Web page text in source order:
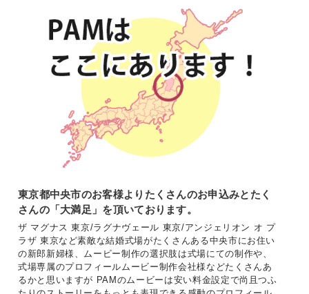
東京都中央市のお客様よりたくさんのお申込みとたく
さんの「大満足」を頂いております。
ザ マグナス 東京/ラグナヴェール 東京/アンジェリオン オ プ
ラザ 東京など素敵な結婚式場がたくさんある中央市にお住い
の新郎新婦様、ムービー制作の選択肢は式場にての制作や、
式場専属のプロフィールムービー制作会社様などたくさんあ
るかと思いますが PAMのムービーは安い料金設定で尚且つふ